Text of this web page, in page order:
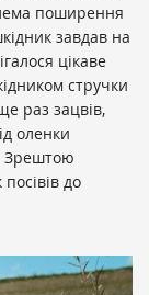
поширення
завдав на
цікаве
стручки
раз зацвів,
оленки
Зрештою
посівів до